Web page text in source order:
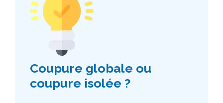
Coupure globale ou
coupure isolée ?